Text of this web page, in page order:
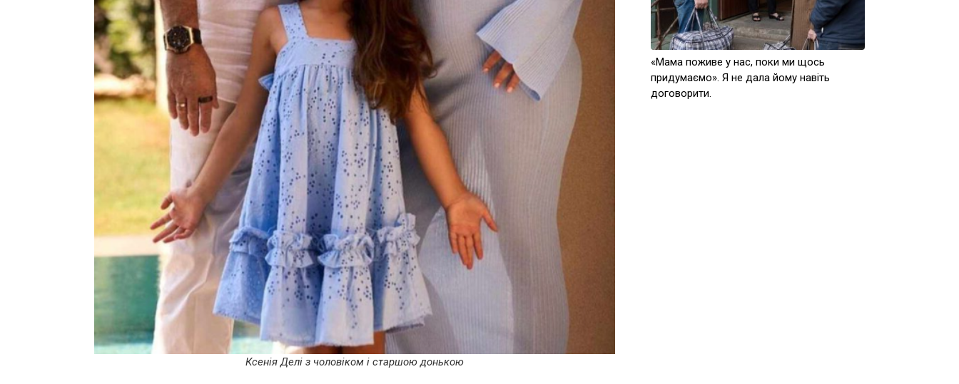
Ксенія Делі з чоловіком і старшою донькою
«Мама поживе у нас, поки ми щось
придумаємо». Я не дала йому навіть
договорити.